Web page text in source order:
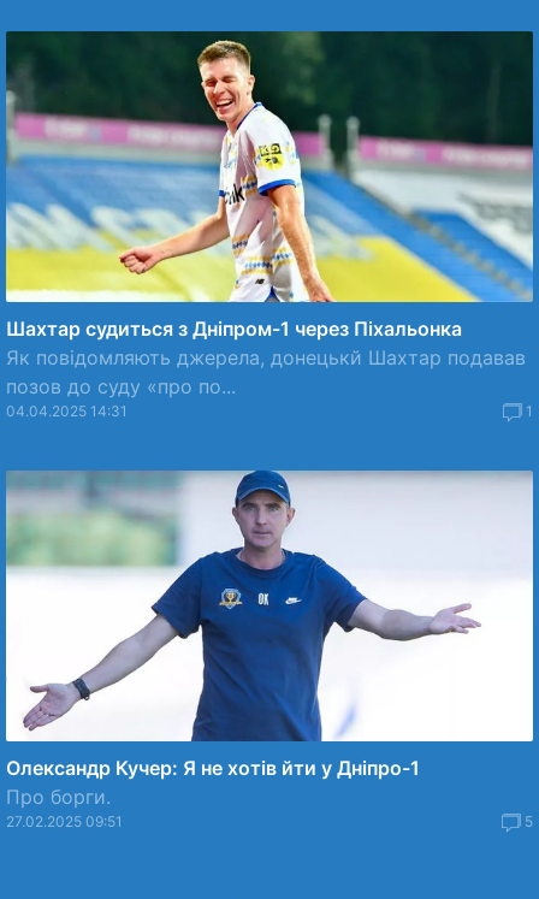
Шахтар судиться з Дніпром-1 через Піхальонка
Як повідомляють джерела, донецькй Шахтар подавав
позов до суду «про по...
04.04.2025 14:31 1
Олександр Кучер: Я не хотів йти у Дніпро-1
Про борги.
27.02.2025 09:51 5